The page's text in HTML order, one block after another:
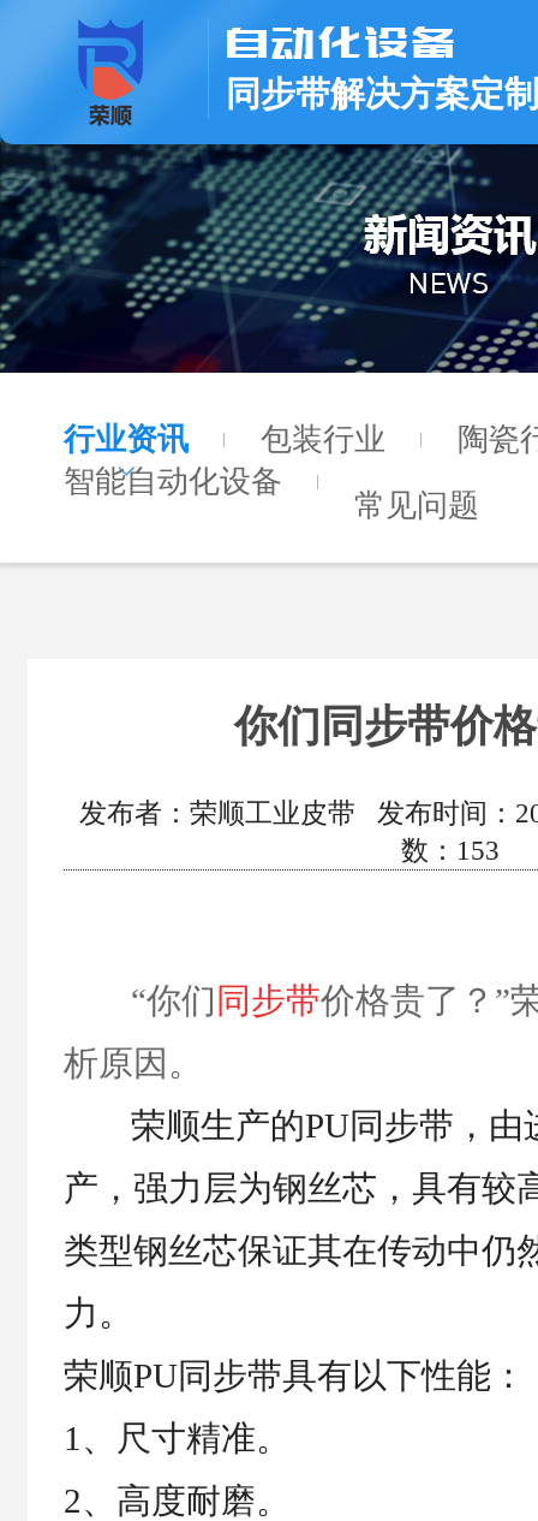
同步带解决方案定
行业资讯 包装行业
陶瓷
智能自动化设备
常见问题
你们同步带价
发布者：荣顺工业皮带 发布时间：
数： 153
“你们 同步带价格贵了？”
析原因。
荣顺生产的PU同步带，由
产，强力层为钢丝芯，具有较
类型钢丝芯保证其在传动中仍
力。
荣顺PU同步带具有以下性能：
1、尺寸精准。
2、高度耐磨。